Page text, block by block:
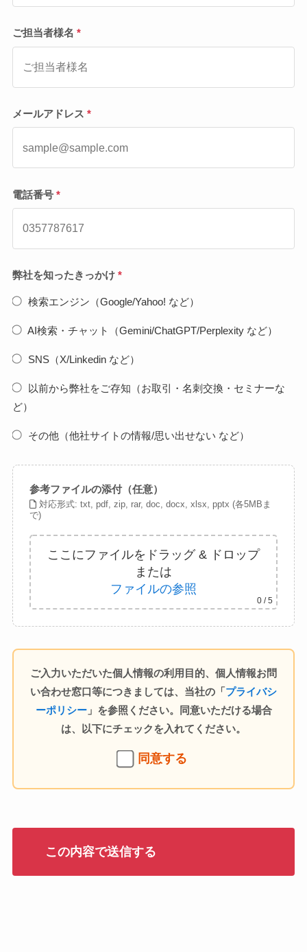
ご担当者様名 *
メールアドレス *
電話番号*
弊社を知ったきっかけ*
検索エンジン（Google/Yahoo! など）
AI検索・チャット（Gemini/ChatGPT/Perplexity など）
SNS（X/Linkedin など）
以前から弊社をご存知（お取引・名刺交換・セミナーな
ど）
その他（他社サイトの情報/思い出せない など）
参考ファイルの添付（任意）
対応形式: txt, pdf, zip, rar, doc, docx, xlsx, pptx (各5MBま
で)
ここにファイルをドラッグ & ドロップ
または
ファイルの参照
0/ 5
ご入力いただいた個人情報の利用目的、個人情報お問
い合わせ窓口等につきましては、当社の「プライバシ
ーポリシー」を参照ください。同意いただける場合
は、以下にチェックを入れてください。
同意する